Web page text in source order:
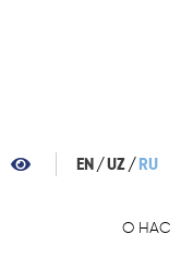
EN UZ RU
О НАС